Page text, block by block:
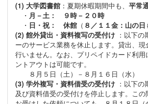
(1) 大学図書館 ：夏期休暇期間中も、 平常
・ 月－土： ９時－２０時
・ 日・祝： 休館 （ ８／１１金：山の日
(2) 館外貸出・資料複写の受付け ：以下
ーのサービス業務を休止します。貸出、
行いません。なお、プリペイドカード利用
ントアウトは可能です。
８月５日（土）－８月１６日（水）
(3) 学外複写・資料借受の受付け ：以下
及び資料借受の受付けを停止します。こ